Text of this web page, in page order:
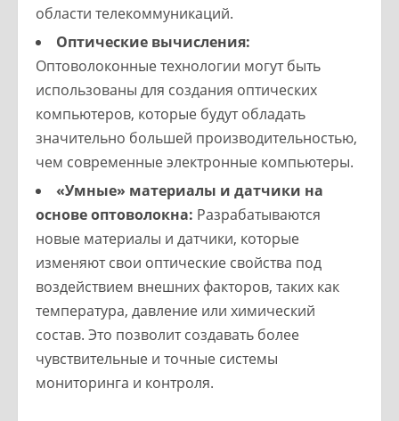
области телекоммуникаций.
Оптические вычисления:
Оптоволоконные технологии могут быть
использованы для создания оптических
компьютеров, которые будут обладать
значительно большей производительностью,
чем современные электронные компьютеры.
«Умные» материалы и датчики на
основе оптоволокна: Разрабатываются
новые материалы и датчики, которые
изменяют свои оптические свойства под
воздействием внешних факторов, таких как
температура, давление или химический
состав. Это позволит создавать более
чувствительные и точные системы
мониторинга и контроля.